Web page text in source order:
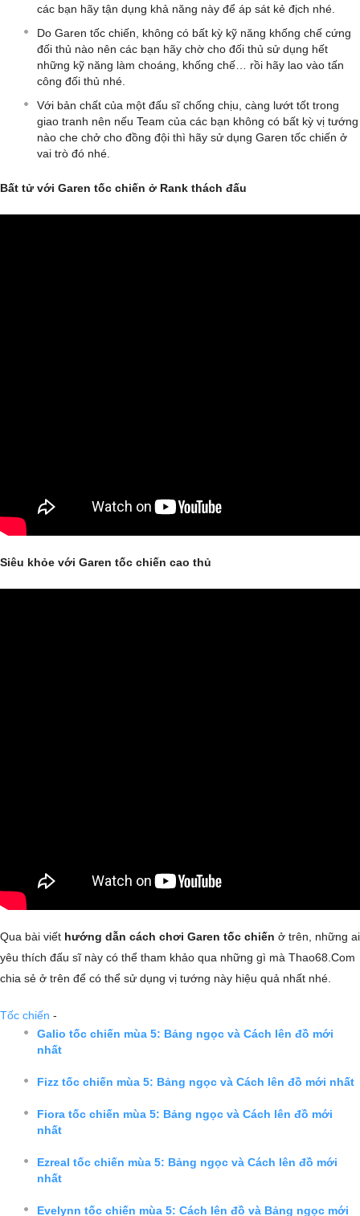
các bạn hãy tận dụng khả năng này để áp sát kẻ địch nhé.
Do Garen tốc chiến, không có bất kỳ kỹ năng khống chế cứng
đối thủ nào nên các bạn hãy chờ cho đối thủ sử dụng hết
những kỹ năng làm choáng, khống chế… rồi hãy lao vào tấn
công đối thủ nhé.
Với bản chất của một đấu sĩ chống chịu, càng lướt tốt trong
giao tranh nên nếu Team của các bạn không có bất kỳ vị tướng
nào che chở cho đồng đội thì hãy sử dụng Garen tốc chiến ở
vai trò đó nhé.
Bất tử với Garen tốc chiến ở Rank thách đấu
Siêu khỏe với Garen tốc chiến cao thủ
Qua bài viết hướng dẫn cách chơi Garen tốc chiến ở trên, những ai
yêu thích đấu sĩ này có thể tham khảo qua những gì mà Thao68.Com
chia sẻ ở trên để có thể sử dụng vị tướng này hiệu quả nhất nhé.
Tốc chiến -
Galio tốc chiến mùa 5: Bảng ngọc và Cách lên đồ mới
nhất
Fizz tốc chiến mùa 5: Bảng ngọc và Cách lên đồ mới nhất
Fiora tốc chiến mùa 5: Bảng ngọc và Cách lên đồ mới
nhất
Ezreal tốc chiến mùa 5: Bảng ngọc và Cách lên đồ mới
nhất
Evelynn tốc chiến mùa 5: Cách lên đồ và Bảng ngọc mới